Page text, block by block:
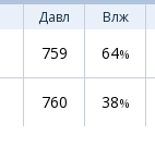
Давл Влж
759 64%
760 38%